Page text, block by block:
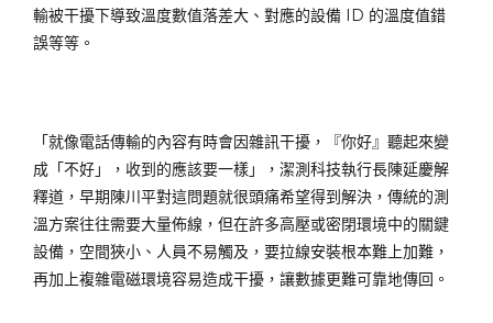
輸被干擾下導致溫度數值落差大、對應的設備 ID 的溫度值錯
誤等等。
「就像電話傳輸的內容有時會因雜訊干擾，『你好』聽起來變
成「不好」，收到的應該要一樣」，潔測科技執行長陳延慶解
釋道，早期陳川平對這問題就很頭痛希望得到解決，傳統的測
溫方案往往需要大量佈線，但在許多高壓或密閉環境中的關鍵
設備，空間狹小、人員不易觸及，要拉線安裝根本難上加難，
再加上複雜電磁環境容易造成干擾，讓數據更難可靠地傳回。